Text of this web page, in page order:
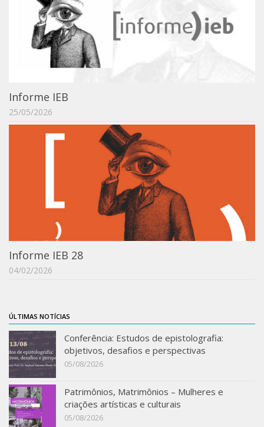
CRINT
Graduate Program
Post-doc / Researchers
Contact US
Informe IEB
25/05/2026
Informe IEB 28
04/02/2026
ÚLTIMAS NOTÍCIAS
Conferência: Estudos de epistolografia:
objetivos, desafios e perspectivas
05/08/2026
Patrimônios, Matrimônios – Mulheres e
criações artísticas e culturais
05/08/2026